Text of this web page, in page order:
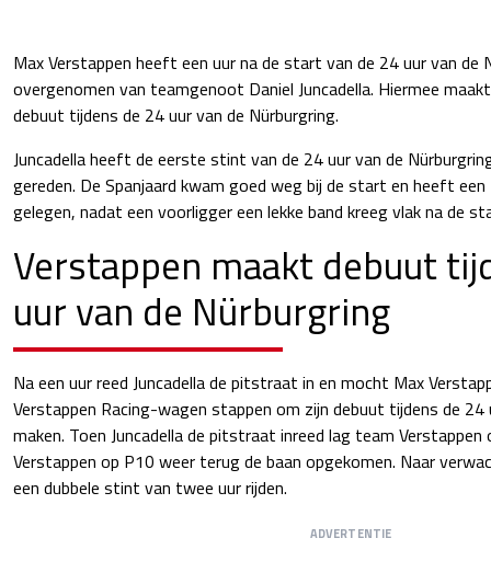
Max Verstappen heeft een uur na de start van de 24 uur van de
overgenomen van teamgenoot Daniel Juncadella. Hiermee
debuut tijdens de 24 uur van de Nürburgring.
Juncadella heeft de eerste stint van de 24 uur van de
gereden. De Spanjaard kwam goed weg bij de start en heeft
gelegen, nadat een voorligger een lekke band kreeg vlak na de
Verstappen maakt debuut
uur van de Nürburgring
Na een uur reed Juncadella de pitstraat in en mocht Max
Verstappen Racing-wagen stappen om zijn debuut tijdens de
maken. Toen Juncadella de pitstraat inreed lag team
Verstappen op P10 weer terug de baan opgekomen. Naar
een dubbele stint van twee uur rijden.
ADVERTENTIE